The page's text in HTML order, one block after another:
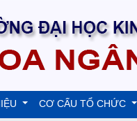
CƠ CẤU TỔ CHỨC